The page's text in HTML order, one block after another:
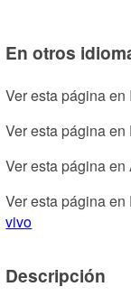
En otros
Ver esta página en
Ver esta página en
Ver esta página en
Ver esta página en
vivo
Descripción